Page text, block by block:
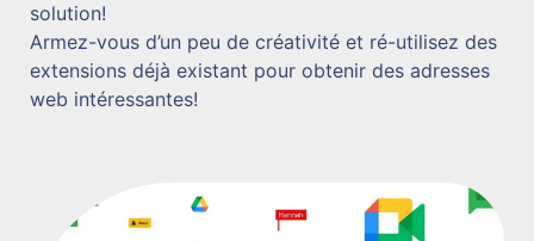
solution!
Armez-vous d’un peu de créativité et ré-utilisez des
extensions déjà existant pour obtenir des adresses
web intéressantes!